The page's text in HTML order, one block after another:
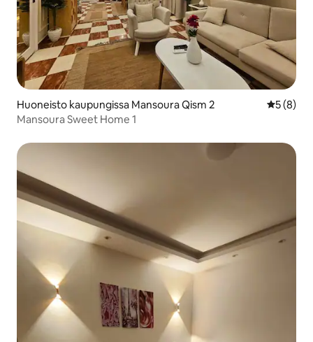
Huoneisto kaupungissa Mansoura Qism 2
5 (8)
Mansoura Sweet Home 1